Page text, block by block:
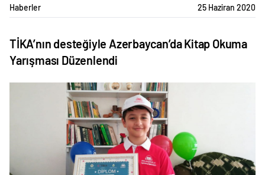
Haberler 25 Haziran 2020
TİKA’nın desteğiyle Azerbaycan’da Kitap Okuma
Yarışması Düzenlendi